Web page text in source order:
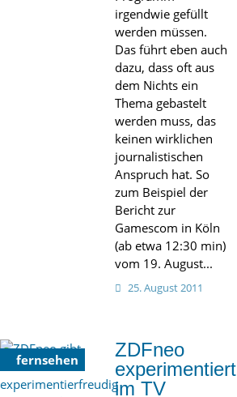
irgendwie gefüllt
werden müssen.
Das führt eben auch
dazu, dass oft aus
dem Nichts ein
Thema gebastelt
werden muss, das
keinen wirklichen
journalistischen
Anspruch hat. So
zum Beispiel der
Bericht zur
Gamescom in Köln
(ab etwa 12:30 min)
vom 19. August...
25. August 2011
fernsehen
ZDFneo
experimentiert
im TV